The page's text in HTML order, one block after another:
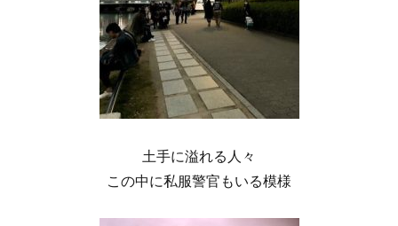
土手に溢れる人々
この中に私服警官もいる模様